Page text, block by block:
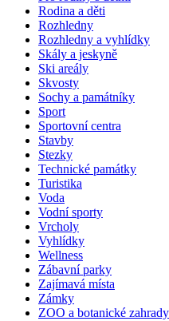
Rodina a děti
Rozhledny
Rozhledny a vyhlídky
Skály a jeskyně
Ski areály
Skvosty
Sochy a památníky
Sport
Sportovní centra
Stavby
Stezky
Technické památky
Turistika
Voda
Vodní sporty
Vrcholy
Vyhlídky
Wellness
Zábavní parky
Zajímavá místa
Zámky
ZOO a botanické zahrady